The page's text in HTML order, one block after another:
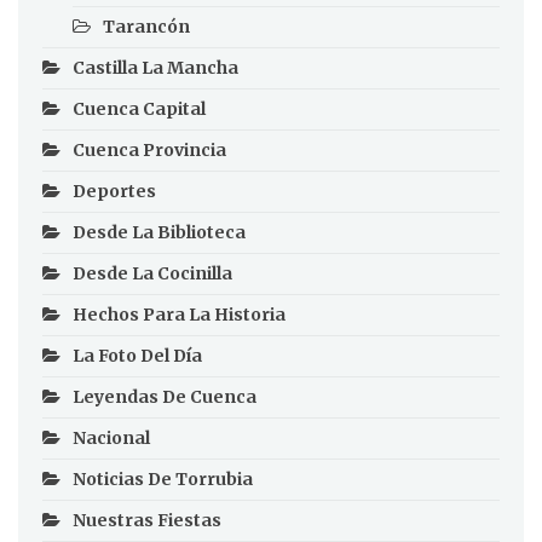
Tarancón
Castilla La Mancha
Cuenca Capital
Cuenca Provincia
Deportes
Desde La Biblioteca
Desde La Cocinilla
Hechos Para La Historia
La Foto Del Día
Leyendas De Cuenca
Nacional
Noticias De Torrubia
Nuestras Fiestas